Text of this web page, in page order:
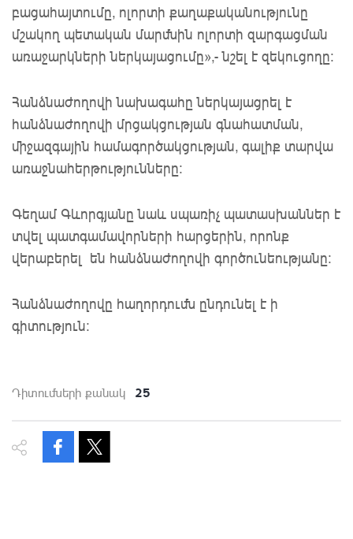
բացահայտումը, ոլորտի քաղաքականությունը
մշակող պետական մարմնին ոլորտի զարգացման
առաջարկների ներկայացումը»,- նշել է զեկուցողը:
Հանձնաժողովի նախագահը ներկայացրել է
հանձնաժողովի մրցակցության գնահատման,
միջազգային համագործակցության, գալիք տարվա
առաջնահերթությունները:
Գեղամ Գևորգյանը նաև սպառիչ պատասխաններ է
տվել պատգամավորների հարցերին, որոնք
վերաբերել են հանձնաժողովի գործունեությանը:
Հանձնաժողովը հաղորդումն ընդունել է ի
գիտություն:
Դիտումների քանակ 25